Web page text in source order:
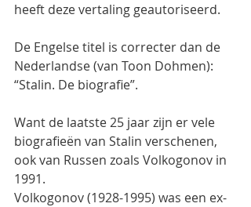
heeft deze vertaling geautoriseerd.
De Engelse titel is correcter dan de
Nederlandse (van Toon Dohmen):
“Stalin. De biografie”.
Want de laatste 25 jaar zijn er vele
biografieën van Stalin verschenen,
ook van Russen zoals Volkogonov in
1991.
Volkogonov (1928-1995) was een ex-